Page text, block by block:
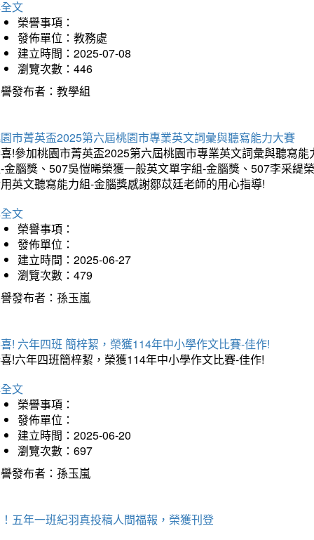
文
榮譽事項：
發佈單位：教務處
建立時間：2025-07-08
瀏覽次數：446
發布者：教學組
市菁英盃2025第六屆桃園市專業英文詞彙與聽寫能力大賽
!參加桃園市菁英盃2025第六屆桃園市專業英文詞彙與聽寫
金腦獎、507吳愷晞榮獲一般英文單字組-金腦獎、507李采緹
英文聽寫能力組-金腦獎感謝鄒苡廷老師的用心指導!
文
榮譽事項：
發佈單位：
建立時間：2025-06-27
瀏覽次數：479
發布者：孫玉嵐
! 六年四班 簡梓絜，榮獲114年中小學作文比賽-佳作!
!六年四班簡梓絜，榮獲114年中小學作文比賽-佳作!
文
榮譽事項：
發佈單位：
建立時間：2025-06-20
瀏覽次數：697
發布者：孫玉嵐
五年一班紀羽真投稿人間福報，榮獲刊登